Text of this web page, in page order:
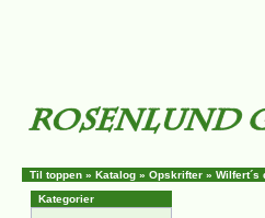
Til toppen » Katalog » Opskrifter » Wilfert´s
Kategorier